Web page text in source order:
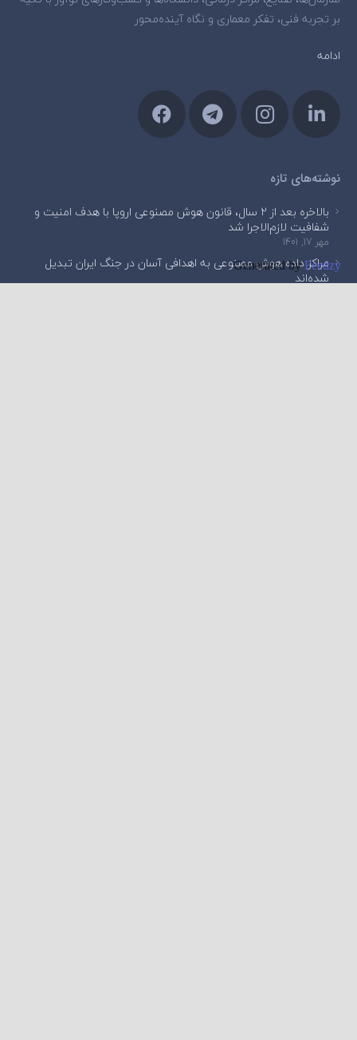
بر تجربه فنی، تفکر معماری و نگاه آینده‌محور
ادامه
نوشته‌های تازه
بالاخره بعد از ۲ سال، قانون هوش مصنوعی اروپا با هدف امنیت و
شفافیت لازم‌الاجرا شد
مهر 17, 1401
مراکز داده هوش مصنوعی به اهدافی آسان در جنگ ایران تبدیل
شده‌اند
Generated byFeedzy